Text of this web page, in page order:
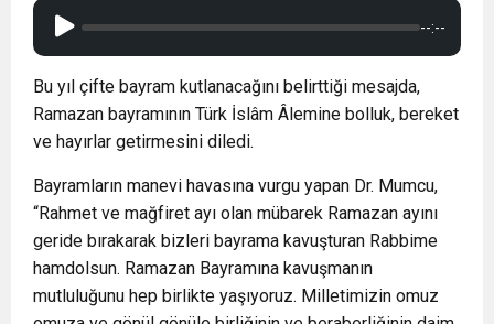
--:--
Bu yıl çifte bayram kutlanacağını belirttiği mesajda,
Ramazan bayramının Türk İslâm Âlemine bolluk, bereket
ve hayırlar getirmesini diledi.
Bayramların manevi havasına vurgu yapan Dr. Mumcu,
“Rahmet ve mağfiret ayı olan mübarek Ramazan ayını
geride bırakarak bizleri bayrama kavuşturan Rabbime
hamdolsun. Ramazan Bayramına kavuşmanın
mutluluğunu hep birlikte yaşıyoruz. Milletimizin omuz